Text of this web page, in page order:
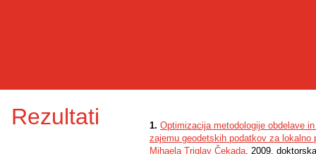
Rezultati 1. Optimizacija metodologije obdelave
zajemu geodetskih podatkov za lokalno
Mihaela Triglav Čekada, 2009,